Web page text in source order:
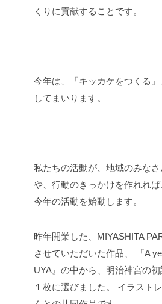
くりに貢献することです。
今年は、『キッカケをつくる
してまいります。
私たちの活動が、地域のみな
や、行動のきっかけを作れれば
今年の活動を始動します。
昨年開業した、MIYASHITA
させていただいた作品、
『A
UYA』の中から、明治神宮の
１枚に選びました。
イラスト